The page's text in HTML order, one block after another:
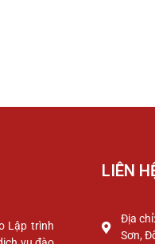
Lập trình
LIÊN
Địa
Sơn,